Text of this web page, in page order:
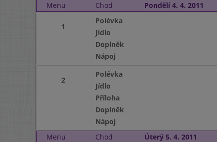
Menu
Chod Pondělí 4. 4. 2011
1
Polévka
Jídlo
Doplněk
Nápoj
2
Polévka
Jídlo
Příloha
Doplněk
Nápoj
Menu
Chod Úterý 5. 4. 2011